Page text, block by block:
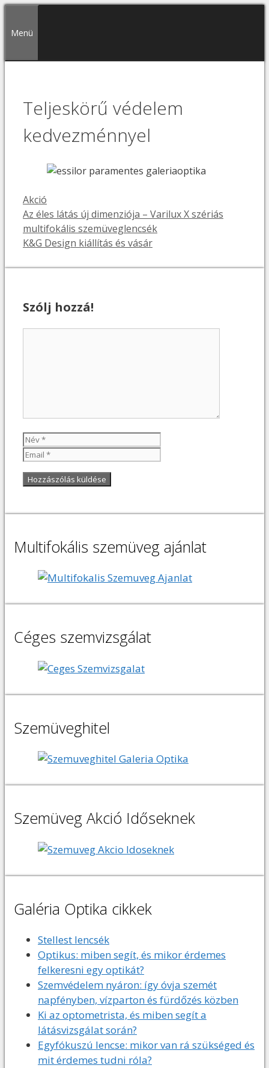
tartalomba
Menü
Teljeskörű védelem
kedvezménnyel
Kategória
Akció
Az éles látás új dimenziója – Varilux X szériás
multifokális szemüveglencsék
K&G Design kiállítás és vásár
Szólj hozzá!
Név
Multifokális szemüveg ajánlat
Céges szemvizsgálat
Szemüveghitel
Szemüveg Akció Időseknek
Galéria Optika cikkek
Stellest lencsék
Optikus: miben segít, és mikor érdemes
felkeresni egy optikát?
Szemvédelem nyáron: így óvja szemét
napfényben, vízparton és fürdőzés közben
Ki az optometrista, és miben segít a
látásvizsgálat során?
Egyfókuszú lencse: mikor van rá szükséged és
mit érdemes tudni róla?